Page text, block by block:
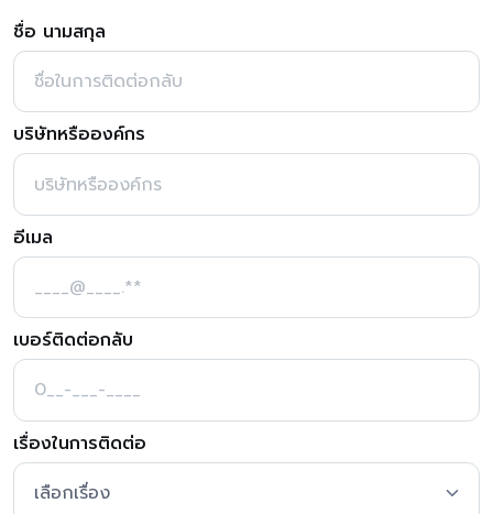
ชื่อ นามสกุล
บริษัทหรือองค์กร
อีเมล
เบอร์ติดต่อกลับ
เรื่องในการติดต่อ